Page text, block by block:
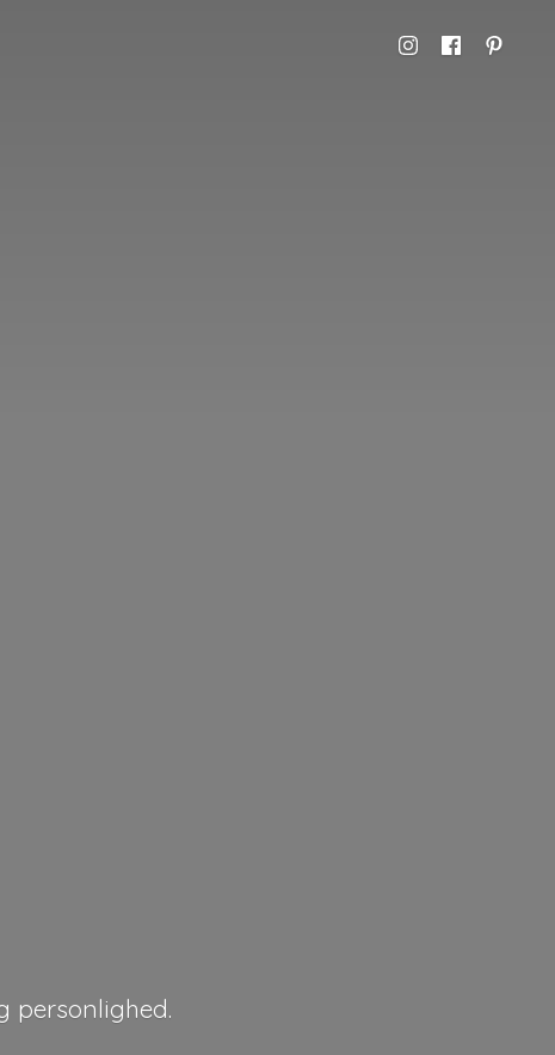
personlighed.